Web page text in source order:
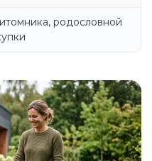
родословной